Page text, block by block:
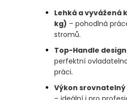
Lehká a vyvážená
kg) – pohodlná
stromů.
Top-Handle design
perfektní
práci.
Výkon